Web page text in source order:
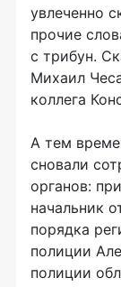
увлеченно
прочие
с трибун.
Михаил
коллега
А тем
сновали
органов:
начальник
порядка
полиции
полиции